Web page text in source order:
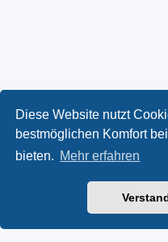
Diese Website nutzt
bestmöglichen Komfort
bieten. Mehr erfahren